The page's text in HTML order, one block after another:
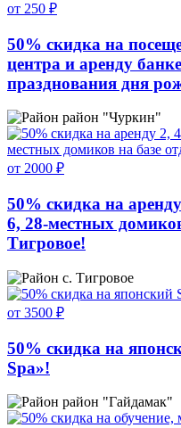
от 250 ₽
50% скидка на
центра и аренду
празднования дня
район "Чуркин"
от 2000 ₽
50% скидка на
6, 28-местных
Тигровое!
с. Тигровое
от 3500 ₽
50% скидка на
Spa»!
район "Гайдамак"